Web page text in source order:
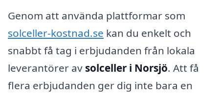
Genom att använda plattformar som
solceller-kostnad.se kan du enkelt och
snabbt få tag i erbjudanden från lokala
leverantörer av solceller i Norsjö. Att få
flera erbjudanden ger dig inte bara en